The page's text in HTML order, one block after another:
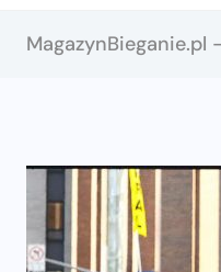
MagazynBieganie.pl